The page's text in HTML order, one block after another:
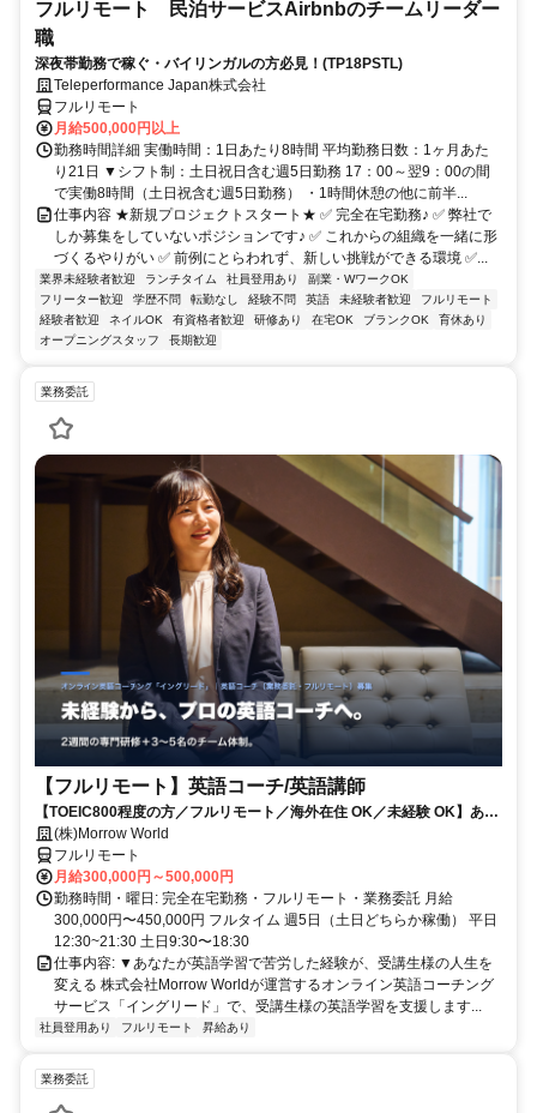
フルリモート 民泊サービスAirbnbのチームリーダー
職
深夜帯勤務で稼ぐ・バイリンガルの方必見！(TP18PSTL)
Teleperformance Japan株式会社
フルリモート
月給500,000円以上
勤務時間詳細 実働時間：1日あたり8時間 平均勤務日数：1ヶ月あた
り21日 ▼シフト制：土日祝日含む週5日勤務 17：00～翌9：00の間
で実働8時間（土日祝含む週5日勤務） ・1時間休憩の他に前半...
仕事内容 ★新規プロジェクトスタート★ ✅ 完全在宅勤務♪ ✅ 弊社で
しか募集をしていないポジションです♪ ✅ これからの組織を一緒に形
づくるやりがい ✅ 前例にとらわれず、新しい挑戦ができる環境 ✅...
業界未経験者歓迎 ランチタイム 社員登用あり
副業・WワークOK
フリーター歓迎
学歴不問 転勤なし 経験不問 英語 未経験者歓迎
フルリモート
経験者歓迎
ネイルOK 有資格者歓迎 研修あり 在宅OK ブランクOK
育休あり
オープニングスタッフ
長期歓迎
業務委託
【フルリモート】英語コーチ/英語講師
【TOEIC800程度の方／フルリモート／海外在住 OK／未経験 OK】あな
たが英語学習で経験した失敗も成功も。すべてが、受講生の人生を変え
るお仕事です。
(株)Morrow World
フルリモート
月給300,000円～500,000円
勤務時間・曜日: 完全在宅勤務・フルリモート・業務委託 月給
300,000円〜450,000円 フルタイム 週5日（土日どちらか稼働） 平日
12:30~21:30 土日9:30〜18:30
仕事内容: ▼あなたが英語学習で苦労した経験が、受講生様の人生を
変える 株式会社Morrow Worldが運営するオンライン英語コーチング
サービス「イングリード」で、受講生様の英語学習を支援します...
社員登用あり フルリモート 昇給あり
業務委託